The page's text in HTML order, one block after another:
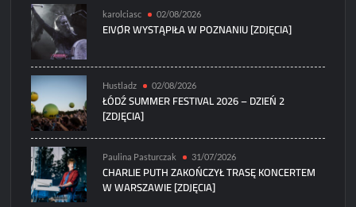
karolciasc 02/08/2026
EIVØR WYSTĄPIŁA W POZNANIU [ZDJĘCIA]
Hustladz 02/08/2026
ŁÓDŹ SUMMER FESTIVAL 2026 – DZIEŃ 2
[ZDJĘCIA]
Paulina Pasturczak 31/07/2026
CHARLIE PUTH ZAKOŃCZYŁ TRASĘ KONCERTEM
W WARSZAWIE [ZDJĘCIA]